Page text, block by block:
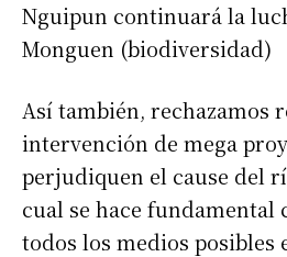
Nguipun continuará la
Monguen (biodiversidad)
Así también, rechazamos
intervención de mega
perjudiquen el cause del
cual se hace fundamental
todos los medios posibles